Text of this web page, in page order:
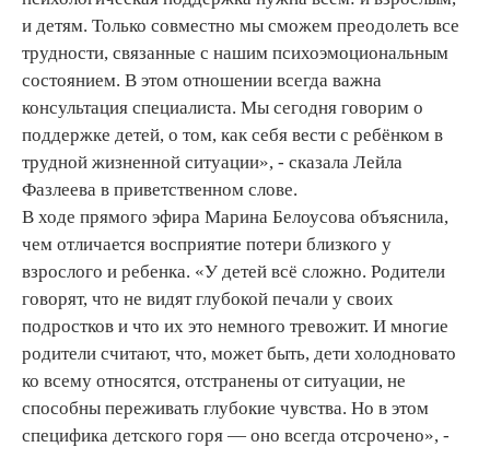
и детям. Только совместно мы сможем преодолеть все
трудности, связанные с нашим психоэмоциональным
состоянием. В этом отношении всегда важна
консультация специалиста. Мы сегодня говорим о
поддержке детей, о том, как себя вести с ребёнком в
трудной жизненной ситуации», - сказала Лейла
Фазлеева в приветственном слове.
В ходе прямого эфира Марина Белоусова объяснила,
чем отличается восприятие потери близкого у
взрослого и ребенка. «У детей всё сложно. Родители
говорят, что не видят глубокой печали у своих
подростков и что их это немного тревожит. И многие
родители считают, что, может быть, дети холодновато
ко всему относятся, отстранены от ситуации, не
способны переживать глубокие чувства. Но в этом
специфика детского горя — оно всегда отсрочено», -